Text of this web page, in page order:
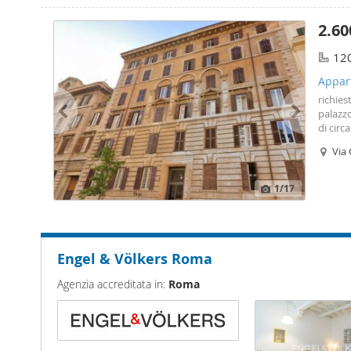
1/17
di
unaVia
Engel & Völkers Roma
Agenzia accreditata in: Roma